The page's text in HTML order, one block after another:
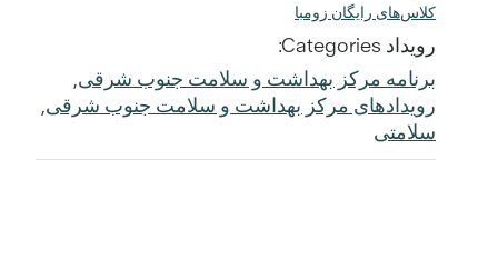
کلاس‌های رایگان زومبا
رویداد Categories:
برنامه مرکز بهداشت و سلامت جنوب شرقی,
رویدادهای مرکز بهداشت و سلامت جنوب شرقی,
سلامتی